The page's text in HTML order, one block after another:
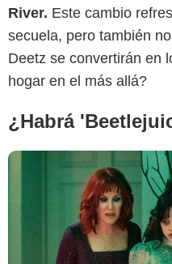
River. Este cambio
secuela, pero también
Deetz se convertirán en
hogar en el más allá?
¿Habrá